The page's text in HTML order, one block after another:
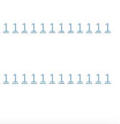
1 1 1 1 1 1 1 1 1 1 1 1
1 1 1 1 1 1 1 1 1 1 1 1